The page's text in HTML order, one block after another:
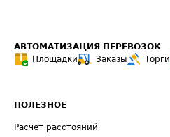
АВТОМАТИЗАЦИЯ ПЕРЕВОЗОК
Площадки
Заказы Торги
ПОЛЕЗНОЕ
Расчет расстояний